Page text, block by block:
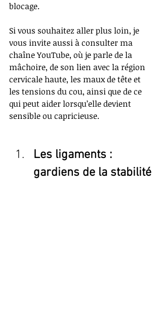
blocage.
Si vous souhaitez aller plus loin, je
vous invite aussi à consulter ma
chaîne YouTube, où je parle de la
mâchoire, de son lien avec la région
cervicale haute, les maux de tête et
les tensions du cou, ainsi que de ce
qui peut aider lorsqu’elle devient
sensible ou capricieuse.
Les ligaments :
gardiens de la stabilité